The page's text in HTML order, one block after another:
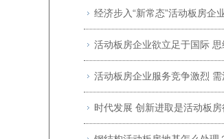
经济步入“新常态”活动板房企
活动板房企业欲立足于国际
活动板房企业服务竞争激烈
时代发展 创新进取是活动板